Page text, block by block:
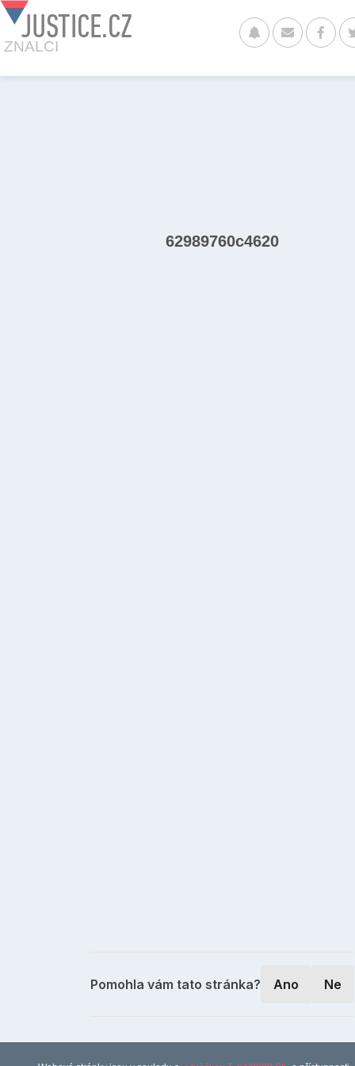
JUSTICE.CZ
ZNALCI
62989760c4620
Pomohla vám tato stránka? Ano Ne